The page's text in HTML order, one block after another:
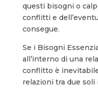
questi bisogni o
conflitti e
consegue.
Se i Bisogni
all’interno di una
conflitto è
relazioni tra due soli